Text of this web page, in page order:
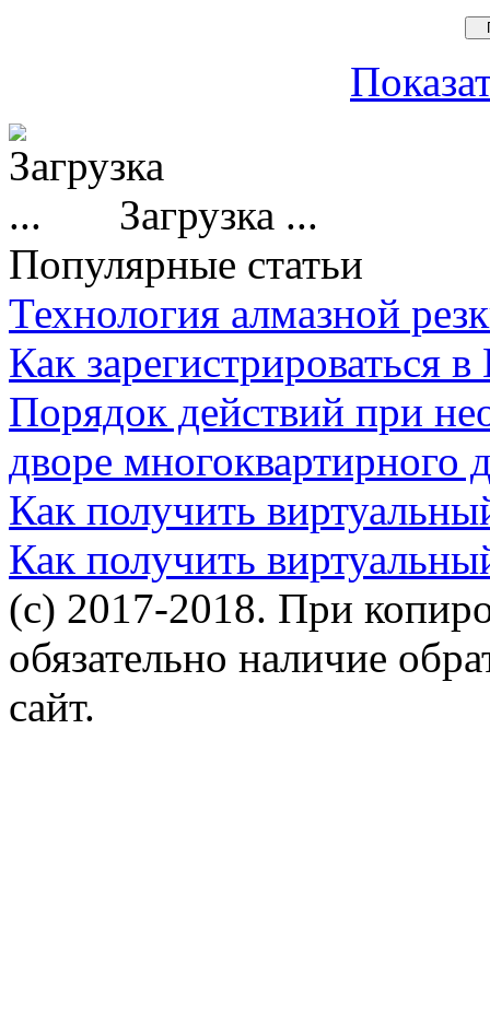
Загрузка ...
Популярные статьи
Технология алмазной
Как зарегистрироваться
Порядок действий при
дворе многоквартирного
Как получить
Как получить
(c) 2017-2018. При
обязательно наличие
сайт.